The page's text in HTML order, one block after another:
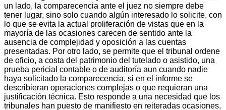
un lado, la comparecencia ante el juez no siempre debe
tener lugar, sino solo cuando algún interesado lo solicite, con
lo que se evita la actual proliferación de vistas que en la
mayoría de las ocasiones carecen de sentido ante la
ausencia de complejidad y oposición a las cuentas
presentadas. Por otro lado, se permite que el tribunal ordene
de oficio, a costa del patrimonio del tutelado o asistido, una
prueba pericial contable o de auditoría aun cuando nadie
haya solicitado la comparecencia, si en el informe se
describieran operaciones complejas o que requieran una
justificación técnica. Esto responde a una necesidad que los
tribunales han puesto de manifiesto en reiteradas ocasiones,